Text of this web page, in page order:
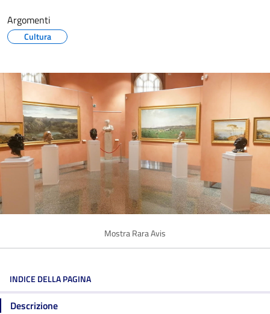
Argomenti
Cultura
Mostra Rara Avis
INDICE DELLA PAGINA
Descrizione